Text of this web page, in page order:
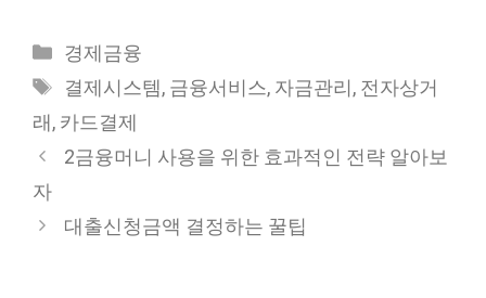
Categories
경제금융
Tags
결제시스템, 금융서비스, 자금관리, 전자상거
래, 카드결제
2금융머니 사용을 위한 효과적인 전략 알아보
자
대출신청금액 결정하는 꿀팁